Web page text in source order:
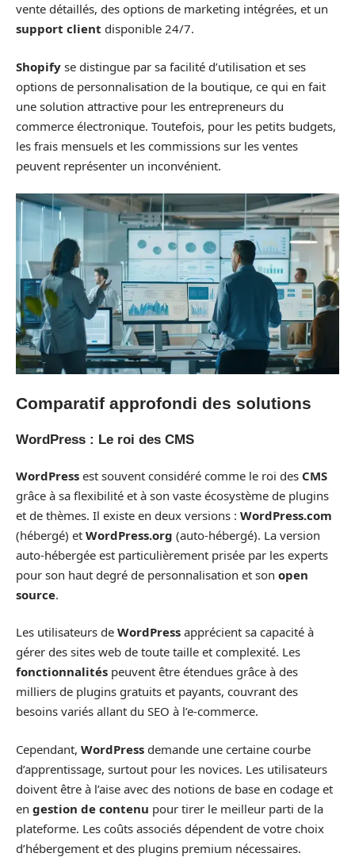
vente détaillés, des options de marketing intégrées, et un
support client disponible 24/7.
Shopify se distingue par sa facilité d’utilisation et ses
options de personnalisation de la boutique, ce qui en fait
une solution attractive pour les entrepreneurs du
commerce électronique. Toutefois, pour les petits budgets,
les frais mensuels et les commissions sur les ventes
peuvent représenter un inconvénient.
Comparatif approfondi des solutions
WordPress : Le roi des CMS
WordPress est souvent considéré comme le roi des CMS
grâce à sa flexibilité et à son vaste écosystème de plugins
et de thèmes. Il existe en deux versions : WordPress.com
(hébergé) et WordPress.org (auto-hébergé). La version
auto-hébergée est particulièrement prisée par les experts
pour son haut degré de personnalisation et son open
source.
Les utilisateurs de WordPress apprécient sa capacité à
gérer des sites web de toute taille et complexité. Les
fonctionnalités peuvent être étendues grâce à des
milliers de plugins gratuits et payants, couvrant des
besoins variés allant du SEO à l’e-commerce.
Cependant, WordPress demande une certaine courbe
d’apprentissage, surtout pour les novices. Les utilisateurs
doivent être à l’aise avec des notions de base en codage et
en gestion de contenu pour tirer le meilleur parti de la
plateforme. Les coûts associés dépendent de votre choix
d’hébergement et des plugins premium nécessaires.